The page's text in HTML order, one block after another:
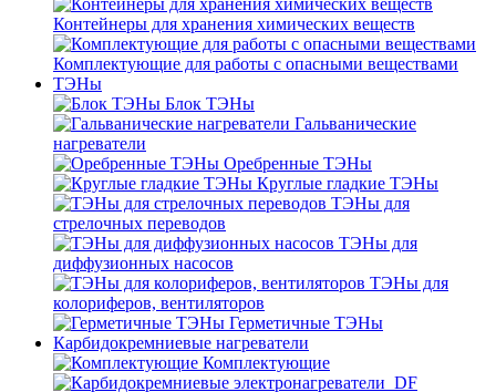
Контейнеры для хранения химических веществ
Комплектующие для работы с опасными веществами
ТЭНы
Блок ТЭНы
Гальванические
нагреватели
Оребренные ТЭНы
Круглые гладкие ТЭНы
ТЭНы для
стрелочных переводов
ТЭНы для
диффузионных насосов
ТЭНы для
колориферов, вентиляторов
Герметичные ТЭНы
Карбидокремниевые нагреватели
Комплектующие